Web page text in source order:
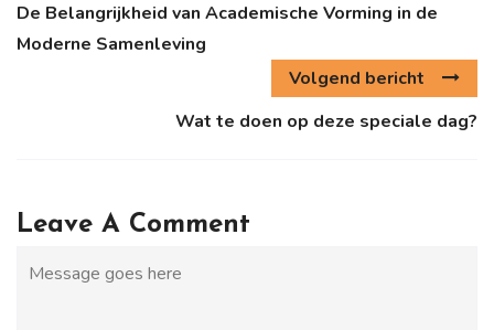
De Belangrijkheid van Academische Vorming in de
Moderne Samenleving
Volgend bericht
Wat te doen op deze speciale dag?
Leave A Comment